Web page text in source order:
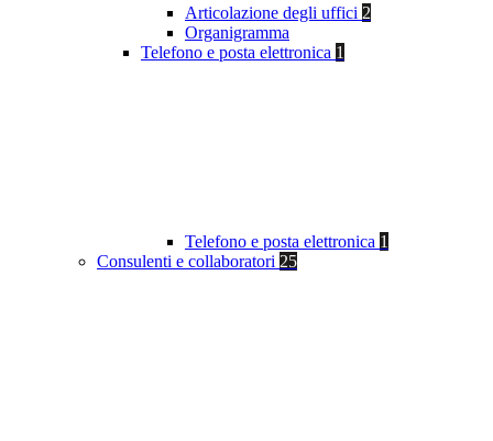
Articolazione degli uffici 2
Organigramma
Telefono e posta elettronica 1
Telefono e posta elettronica 1
Consulenti e collaboratori 25